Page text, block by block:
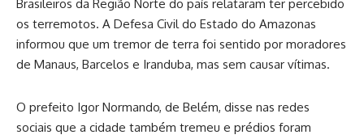
Brasileiros da Região Norte do país relataram ter percebido
os terremotos. A Defesa Civil do Estado do Amazonas
informou que um tremor de terra foi sentido por moradores
de Manaus, Barcelos e Iranduba, mas sem causar vítimas.
O prefeito Igor Normando, de Belém, disse nas redes
sociais que a cidade também tremeu e prédios foram